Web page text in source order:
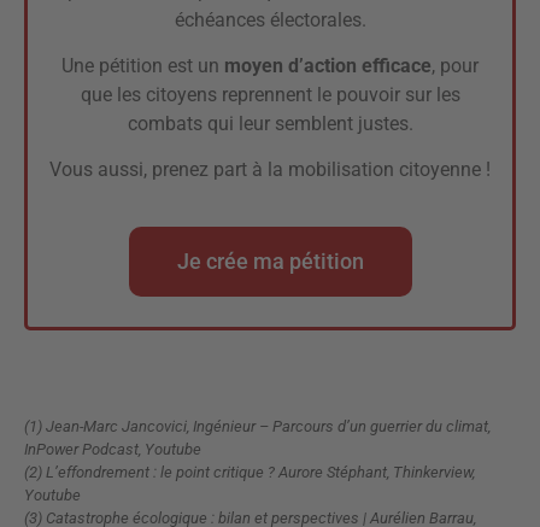
échéances électorales.
Une pétition est un moyen d’action efficace, pour
que les citoyens reprennent le pouvoir sur les
combats qui leur semblent justes.
Vous aussi, prenez part à la mobilisation citoyenne !
Je crée ma pétition
(1) Jean-Marc Jancovici, Ingénieur – Parcours d’un guerrier du climat,
InPower Podcast, Youtube
(2) L’effondrement : le point critique ? Aurore Stéphant, Thinkerview,
Youtube
(3) Catastrophe écologique : bilan et perspectives | Aurélien Barrau,